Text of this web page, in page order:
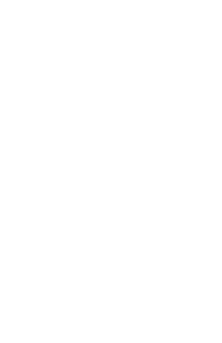
durchzuführen ist: EUR
angemeldet haben: EUR
Scheidungsurteils bei der